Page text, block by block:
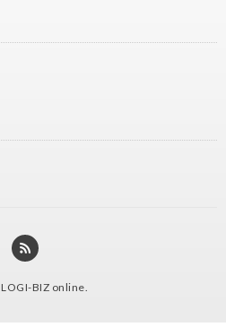
LOGI-BIZ online